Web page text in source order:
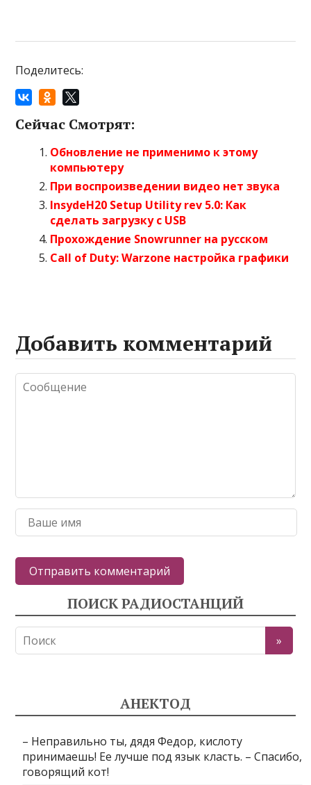
Поделитесь:
Сейчас Смотрят:
Обновление не применимо к этому
компьютеру
При воспроизведении видео нет звука
InsydeH20 Setup Utility rev 5.0: Как
сделать загрузку с USB
Прохождение Snowrunner на русском
Call of Duty: Warzone настройка графики
Добавить комментарий
ПОИСК РАДИОСТАНЦИЙ
АНЕКТОД
– Неправильно ты, дядя Федор, кислоту
принимаешь! Ее лучше под язык класть. – Спасибо,
говорящий кот!